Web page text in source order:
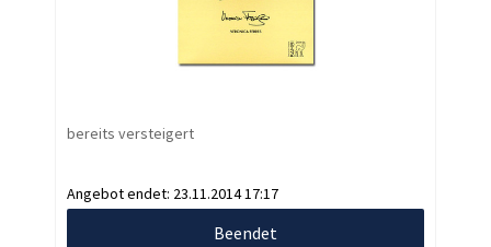
bereits versteigert
Angebot endet: 23.11.2014 17:17
Beendet